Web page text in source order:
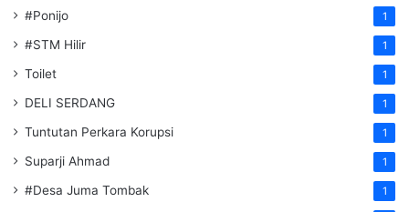
#Ponijo 1
#STM Hilir 1
Toilet 1
DELI SERDANG 1
Tuntutan Perkara Korupsi 1
Suparji Ahmad 1
#Desa Juma Tombak 1